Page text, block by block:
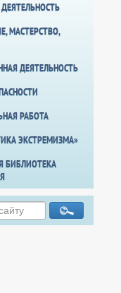
МАСТЕРСТВО,
ДЕЯТЕЛЬНОСТЬ
РАБОТА
ЭКСТРЕМИЗМА»
БИБЛИОТЕКА